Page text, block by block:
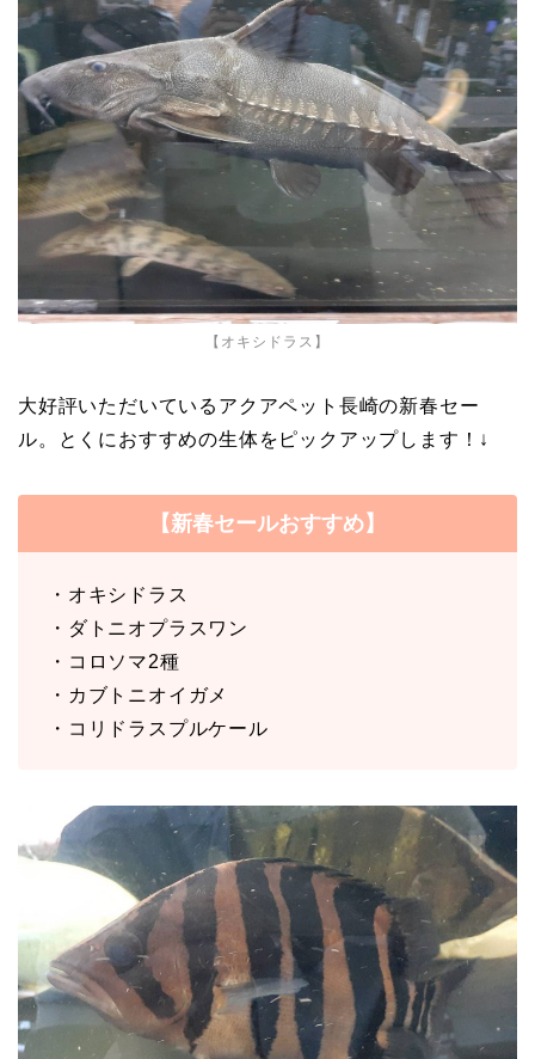
【オキシドラス】
大好評いただいているアクアペット長崎の新春セー
ル。とくにおすすめの生体をピックアップします！↓
【新春セールおすすめ】
・オキシドラス
・ダトニオプラスワン
・コロソマ2種
・カブトニオイガメ
・コリドラスプルケール